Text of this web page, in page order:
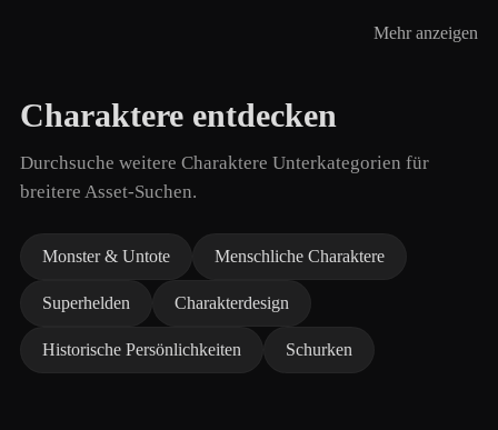
Mehr anzeigen
Charaktere entdecken
Durchsuche weitere Charaktere Unterkategorien für
breitere Asset-Suchen.
Monster & Untote Menschliche Charaktere
Superhelden Charakterdesign
Historische Persönlichkeiten Schurken